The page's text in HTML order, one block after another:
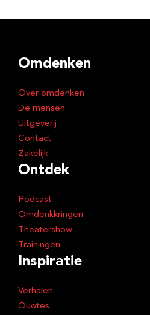
Omdenken
Over omdenken
De mensen
Uitgeverij
Contact
Zakelijk
Ontdek
Podcast
Omdenkkringen
Theatershow
Trainingen
Inspiratie
Verhalen
Quotes